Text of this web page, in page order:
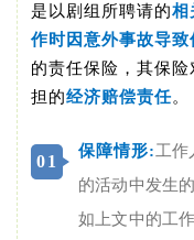
是以剧组所聘请的相
作时因意外事故导
的责任保险，其保
担的经济赔偿责任。
01
保障情形:工作
的活动中发生
如上文中的工